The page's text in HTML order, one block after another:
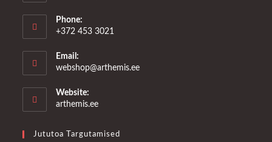
Phone:
+372 453 3021
Email:
webshop@arthemis.eeOpens
Website:
arthemis.ee
Jututoa Targutamised